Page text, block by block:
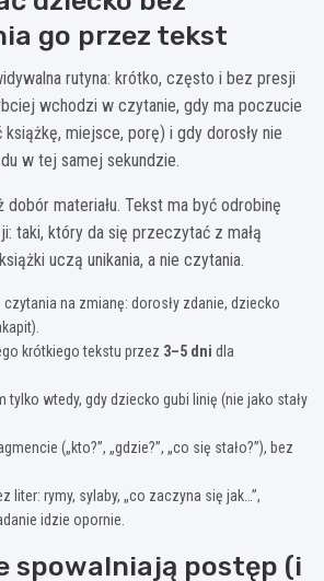
go przez tekst
rutyna: krótko, często i bez presji
wchodzi w czytanie, gdy ma poczucie
miejsce, porę) i gdy dorosły nie
w tej samej sekundzie.
materiału. Tekst ma być odrobinę
taki, który da się przeczytać z małą
uczą unikania, a nie czytania.
czytania na zmianę: dorosły zdanie, dziecko
krótkiego tekstu przez 3–5 dni dla
tylko wtedy, gdy dziecko gubi linię (nie jako stały
(„kto?”, „gdzie?”, „co się stało?”), bez
liter: rymy, sylaby, „co zaczyna się jak…”,
idzie opornie.
spowalniają postęp (i